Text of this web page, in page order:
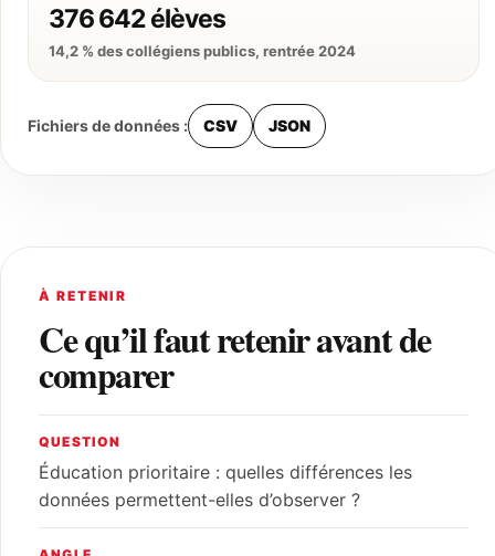
376 642 élèves
14,2 % des collégiens publics, rentrée 2024
Fichiers de données : CSV JSON
À RETENIR
Ce qu’il faut retenir avant de
comparer
QUESTION
Éducation prioritaire : quelles différences les
données permettent-elles d’observer ?